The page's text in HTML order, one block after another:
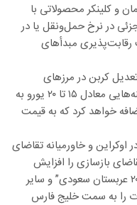
و کلینکر محصولاتی با
در نرخ حمل‌ونقل یا در
مبدأهای
کربن در مرزهای
اتحادیه اروپا (CBAM) از سال ۲۰۲۶، هزینه‌هایی معادل ۱۵ تا ۲۰ یورو به
خواهد کرد که به قیمت
اوکراین و خاورمیانه تقاضای
بازسازی را افزایش
دهند. در همین حال، طرح “چشم‌انداز ۲۰۳۰ عربستان سعودی” و سایر
را به سمت خلیج فارس